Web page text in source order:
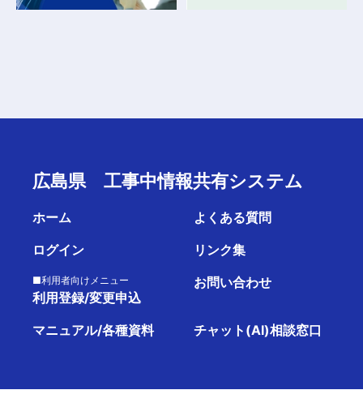
広島県 工事中情報共有システム
ホーム
ログイン
■利用者向けメニュー
利用登録/変更申込
マニュアル/各種資料
よくある質問
リンク集
お問い合わせ
チャット(AI)相談窓口